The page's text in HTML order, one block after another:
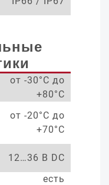
от -30°С до
+80°С
от -20°С до
+70°С
12…36 В DC
есть